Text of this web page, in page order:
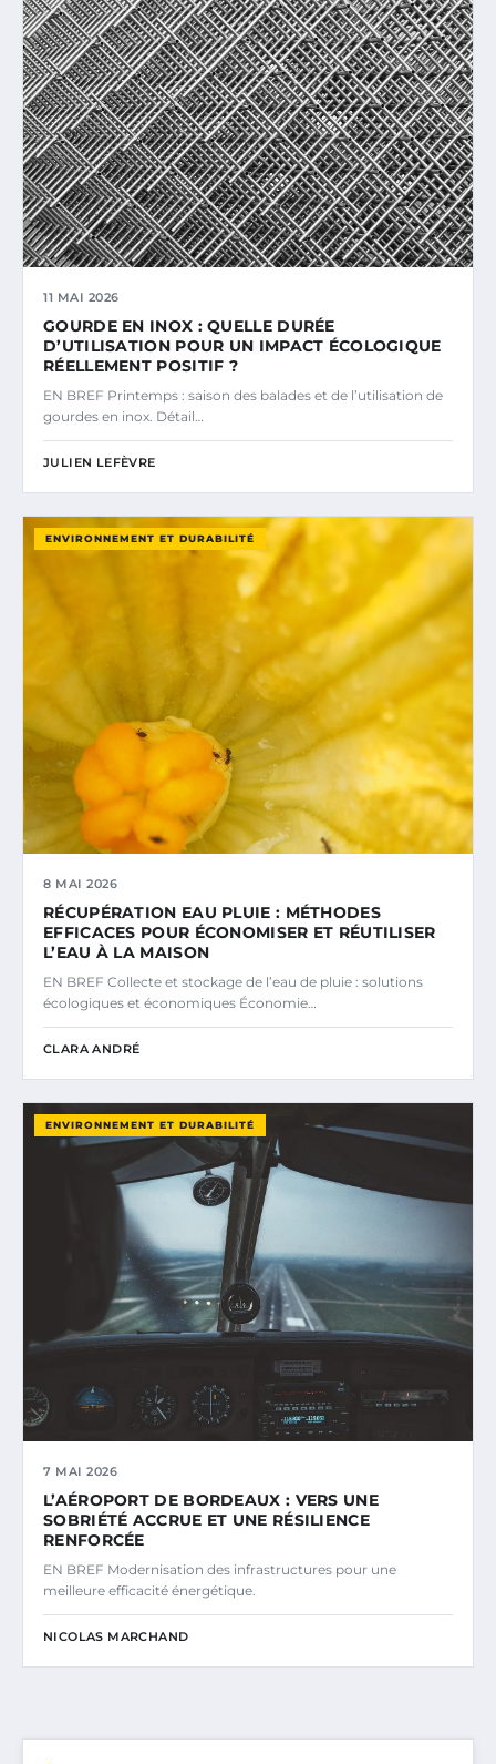
11 MAI 2026
GOURDE EN INOX : QUELLE DURÉE
D’UTILISATION POUR UN IMPACT ÉCOLOGIQUE
RÉELLEMENT POSITIF ?
EN BREF Printemps : saison des balades et de l’utilisation de
gourdes en inox. Détail…
JULIEN LEFÈVRE
ENVIRONNEMENT ET DURABILITÉ
8 MAI 2026
RÉCUPÉRATION EAU PLUIE : MÉTHODES
EFFICACES POUR ÉCONOMISER ET RÉUTILISER
L’EAU À LA MAISON
EN BREF Collecte et stockage de l’eau de pluie : solutions
écologiques et économiques Économie…
CLARA ANDRÉ
ENVIRONNEMENT ET DURABILITÉ
7 MAI 2026
L’AÉROPORT DE BORDEAUX : VERS UNE
SOBRIÉTÉ ACCRUE ET UNE RÉSILIENCE
RENFORCÉE
EN BREF Modernisation des infrastructures pour une
meilleure efficacité énergétique.
NICOLAS MARCHAND